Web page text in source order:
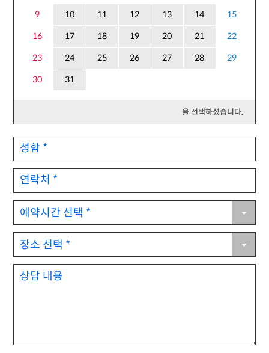
9
10 11 12 13 14
15
16
17 18 19 20 21
22
23
24 25 26 27 28
29
30
31
을 선택하셨습니다.